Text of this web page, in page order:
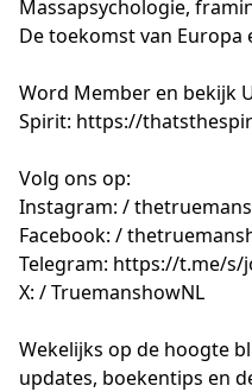
Massapsychologie,
De toekomst van Europa
Word Member en bekijk
Spirit: https://
Volg ons op:
Instagram: /
Facebook: /
Telegram: https://t.me/s/
X: / TruemanshowNL
Wekelijks op de hoogte
updates, boekentips en